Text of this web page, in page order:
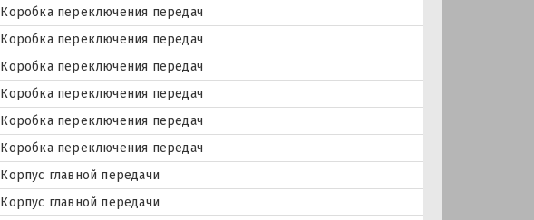
Коробка переключения передач
Коробка переключения передач
Коробка переключения передач
Коробка переключения передач
Коробка переключения передач
Коробка переключения передач
Корпус главной передачи
Корпус главной передачи